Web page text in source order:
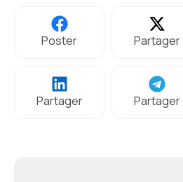
Poster Partager
Partager Partager